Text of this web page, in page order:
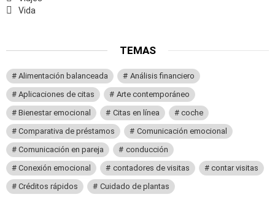
Vida
TEMAS
Alimentación balanceada
Análisis financiero
Aplicaciones de citas
Arte contemporáneo
Bienestar emocional
Citas en línea
coche
Comparativa de préstamos
Comunicación emocional
Comunicación en pareja
conducción
Conexión emocional
contadores de visitas
contar visitas
Créditos rápidos
Cuidado de plantas